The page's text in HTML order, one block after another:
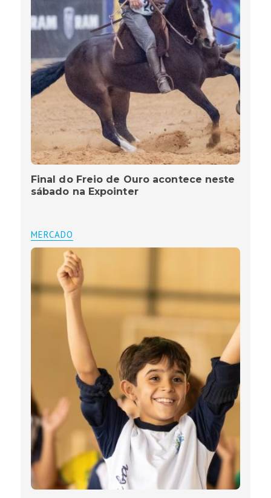
Final do Freio de Ouro acontece neste
sábado na Expointer
MERCADO